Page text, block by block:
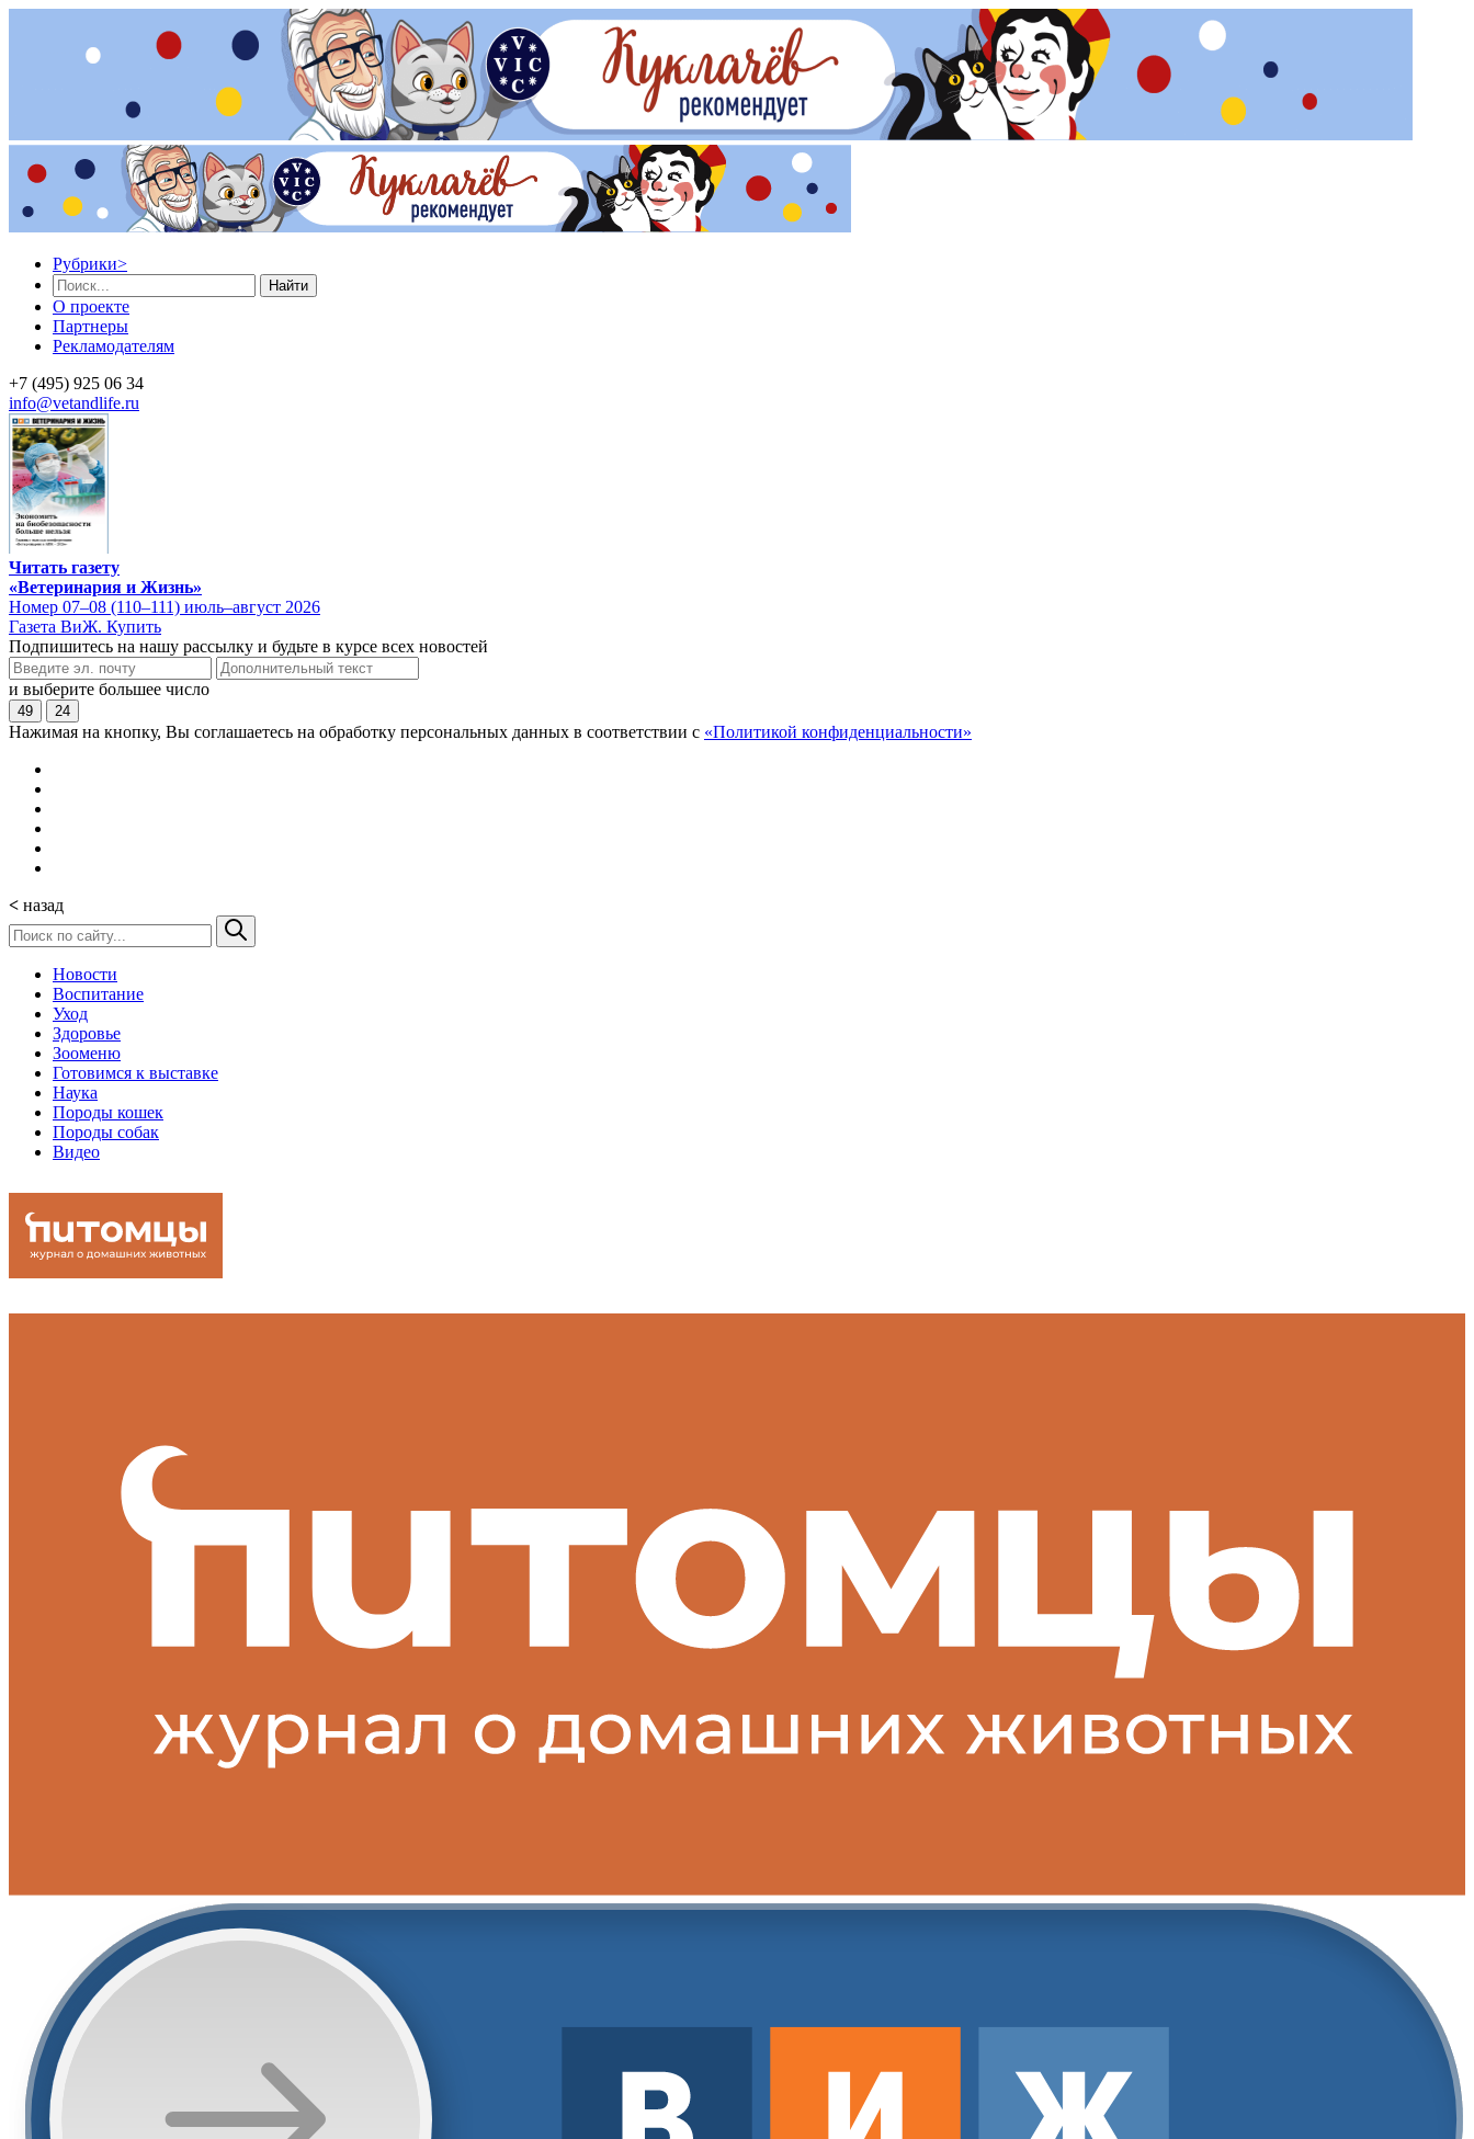
Рубрики>
Найти
О проекте
Партнеры
Рекламодателям
+7 (495) 925 06 34
info@vetandlife.ru
Читать газету
«Ветеринария и Жизнь»
Номер 07–08 (110–111) июль–август 2026
Газета ВиЖ. Купить
Подпишитесь на нашу рассылку и будьте в курсе всех новостей
и выберите большее число
49 24
Нажимая на кнопку, Вы соглашаетесь на обработку персональных данных в соответствии с «Политикой конфиденциальности»
< назад
Новости
Воспитание
Уход
Здоровье
Зооменю
Готовимся к выставке
Наука
Породы кошек
Породы собак
Видео